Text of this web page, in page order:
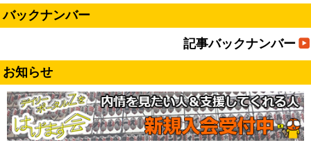
バックナンバー
記事バックナンバー
お知らせ